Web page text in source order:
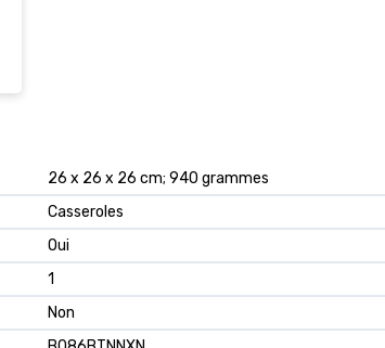
‎26 x 26 x 26 cm; 940 grammes
‎Casseroles
‎Oui
‎1
‎Non